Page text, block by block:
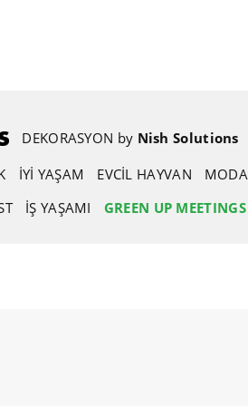
DEKORASYON by Nish Solutions
İYİ YAŞAM EVCIL HAYVAN MODA
İŞ YAŞAMI GREEN UP MEETINGS